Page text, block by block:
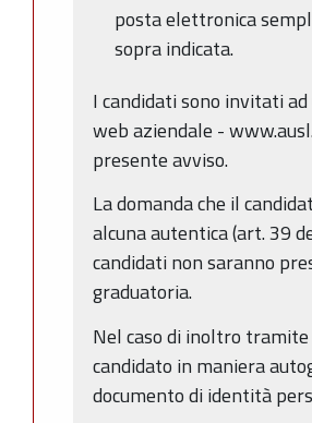
posta elettronica
sopra indicata.
I candidati sono invitati
web aziendale -
presente avviso.
La domanda che il
alcuna autentica (art. 39
candidati non saranno
graduatoria.
Nel caso di inoltro
candidato in maniera
documento di identità